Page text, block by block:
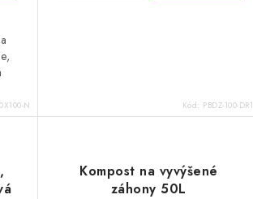
N Kód: PBDZ-100-DR1
Kompost na vyvýšené
záhony 50L